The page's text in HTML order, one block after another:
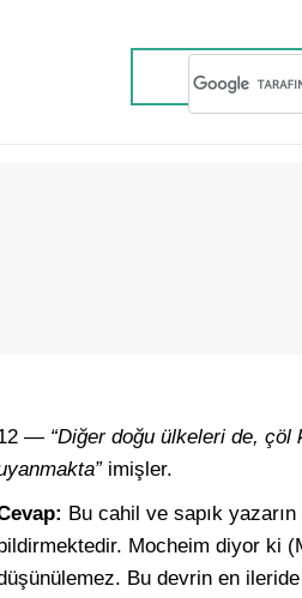
— “Diğer doğu ülkeleri de, çöl
imişler.
Bu cahil ve sapık
Mocheim diyor ki
Bu devrin en